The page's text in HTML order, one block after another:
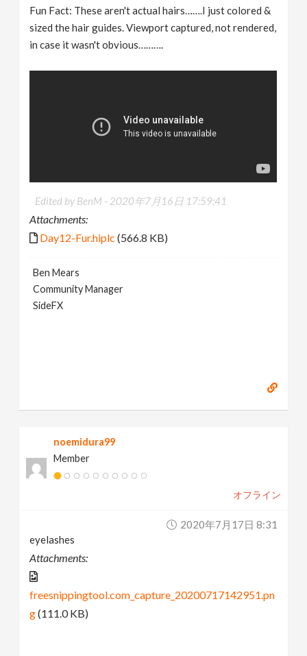
Fun Fact: These aren't actual hairs…….I just colored &
sized the hair guides. Viewport captured, not rendered,
in case it wasn't obvious……….
Edited by BenM - 2020年7月16日 17:59:41
Attachments:
Day12-Fur.hiplc (566.8 KB)
Ben Mears
Community Manager
SideFX
noemidura99
Member
オフライン
2020年7月17日 8:31
eyelashes
Attachments:
freesnippingtool.com_capture_20200717142951.pn
g(111.0 KB)